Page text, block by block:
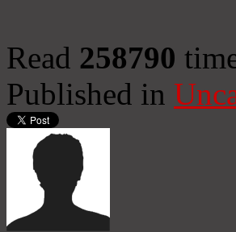
Read 258790
Published in